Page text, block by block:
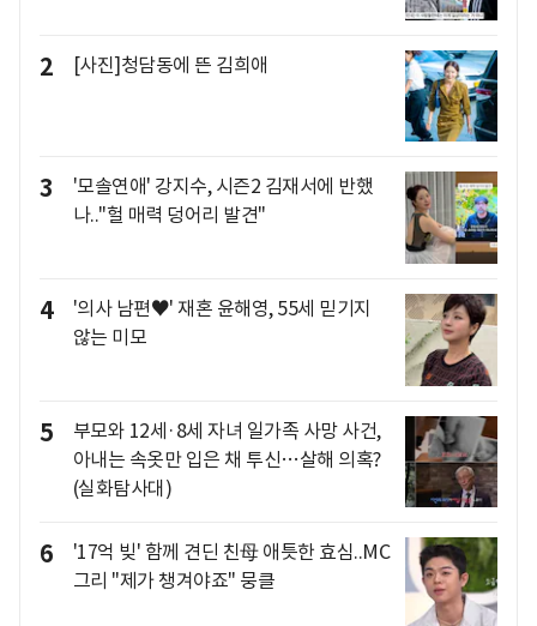
2 [사진]청담동에 뜬 김희애
3
'모솔연애' 강지수, 시즌2 김재서에 반했
나.."헐 매력 덩어리 발견"
4
'의사 남편♥' 재혼 윤해영, 55세 믿기지
않는 미모
5
부모와 12세·8세 자녀 일가족 사망 사건,
아내는 속옷만 입은 채 투신…살해 의혹?
(실화탐사대)
6
'17억 빚' 함께 견딘 친母 애틋한 효심..MC
그리 "제가 챙겨야죠" 뭉클